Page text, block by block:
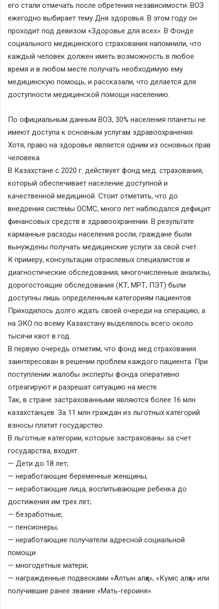
его стали отмечать после обретения независимости. ВОЗ
ежегодно выбирает тему Дня здоровья. В этом году он
проходит под девизом «Здоровье для всех». В Фонде
социального медицинского страхования напомнили, что
каждый человек должен иметь возможность в любое
время и в любом месте получать необходимую ему
медицинскую помощь, и рассказали, что делается для
доступности медицинской помощи населению.
По официальным данным ВОЗ, 30% населения планеты не
имеют доступа к основным услугам здравоохранения.
Хотя, право на здоровье является одним из основных прав
человека.
В Казахстане с 2020 г. действует фонд мед. страхования,
который обеспечивает население доступной и
качественной медициной. Стоит отметить, что до
внедрения системы ОСМС, много лет наблюдался дефицит
финансовых средств в здравоохранении. В результате
карманные расходы населения росли, граждане были
вынуждены получать медицинские услуги за свой счет.
К примеру, консультации отраслевых специалистов и
диагностические обследования, многочисленные анализы,
дорогостоящие обследования (КТ, МРТ, ПЭТ) были
доступны лишь определенным категориям пациентов.
Приходилось долго ждать своей очереди на операцию, а
на ЭКО по всему Казахстану выделялось всего около
тысячи квот в год.
В первую очередь отметим, что фонд мед.страхования
заинтересован в решении проблем каждого пациента. При
поступлении жалобы эксперты фонда оперативно
отреагируют и разрешат ситуацию на месте.
Так, в стране застрахованными являются более 16 млн
казахстанцев. За 11 млн граждан из льготных категорий
взносы платит государство.
В льготные категории, которые застрахованы за счет
государства, входят:
— Дети до 18 лет;
— неработающие беременные женщины;
— неработающие лица, воспитывающие ребенка до
достижения им трех лет;
— безработные;
— пенсионеры;
— неработающие получатели адресной социальной
помощи
— многодетные матери;
— награжденные подвесками «Алтын алқа», «Күміс алқа» или
получившие ранее звание «Мать-героиня».